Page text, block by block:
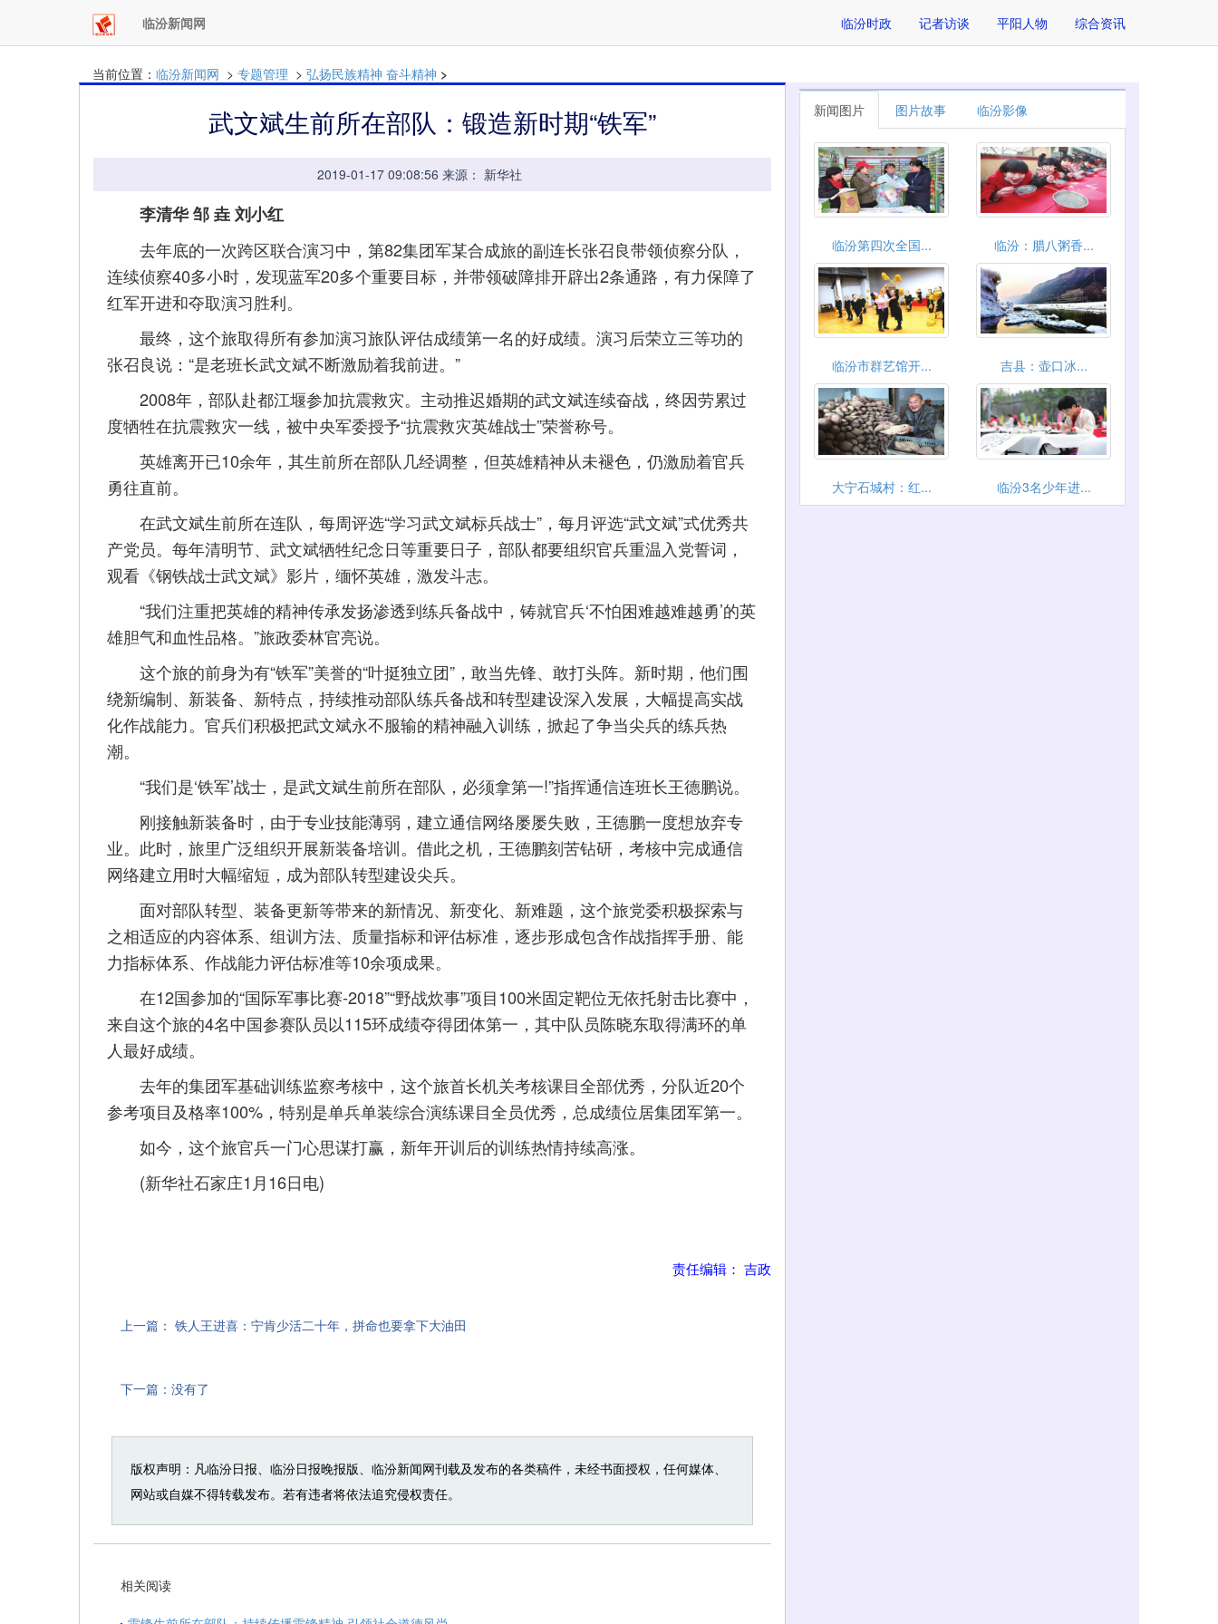
临汾新闻网 临汾时政 记者访谈 平阳人物 综合资讯
当前位置： 临汾新闻网 > 专题管理 > 弘扬民族精神 奋斗精神 >
武文斌生前所在部队：锻造新时期“铁军”
2019-01-17 09:08:56 来源： 新华社
李清华 邹 垚 刘小红
去年底的一次跨区联合演习中，第82集团军某合成旅的副连长张召良带领侦察分队，
连续侦察40多小时，发现蓝军20多个重要目标，并带领破障排开辟出2条通路，有力保障了
红军开进和夺取演习胜利。
最终，这个旅取得所有参加演习旅队评估成绩第一名的好成绩。演习后荣立三等功的
张召良说：“是老班长武文斌不断激励着我前进。”
2008年，部队赴都江堰参加抗震救灾。主动推迟婚期的武文斌连续奋战，终因劳累过
度牺牲在抗震救灾一线，被中央军委授予“抗震救灾英雄战士”荣誉称号。
英雄离开已10余年，其生前所在部队几经调整，但英雄精神从未褪色，仍激励着官兵
勇往直前。
在武文斌生前所在连队，每周评选“学习武文斌标兵战士”，每月评选“武文斌”式优秀共
产党员。每年清明节、武文斌牺牲纪念日等重要日子，部队都要组织官兵重温入党誓词，
观看《钢铁战士武文斌》影片，缅怀英雄，激发斗志。
“我们注重把英雄的精神传承发扬渗透到练兵备战中，铸就官兵‘不怕困难越难越勇’的英
雄胆气和血性品格。”旅政委林官亮说。
这个旅的前身为有“铁军”美誉的“叶挺独立团”，敢当先锋、敢打头阵。新时期，他们围
绕新编制、新装备、新特点，持续推动部队练兵备战和转型建设深入发展，大幅提高实战
化作战能力。官兵们积极把武文斌永不服输的精神融入训练，掀起了争当尖兵的练兵热
潮。
“我们是‘铁军’战士，是武文斌生前所在部队，必须拿第一!”指挥通信连班长王德鹏说。
刚接触新装备时，由于专业技能薄弱，建立通信网络屡屡失败，王德鹏一度想放弃专
业。此时，旅里广泛组织开展新装备培训。借此之机，王德鹏刻苦钻研，考核中完成通信
网络建立用时大幅缩短，成为部队转型建设尖兵。
面对部队转型、装备更新等带来的新情况、新变化、新难题，这个旅党委积极探索与
之相适应的内容体系、组训方法、质量指标和评估标准，逐步形成包含作战指挥手册、能
力指标体系、作战能力评估标准等10余项成果。
在12国参加的“国际军事比赛-2018”“野战炊事”项目100米固定靶位无依托射击比赛中，
来自这个旅的4名中国参赛队员以115环成绩夺得团体第一，其中队员陈晓东取得满环的单
人最好成绩。
去年的集团军基础训练监察考核中，这个旅首长机关考核课目全部优秀，分队近20个
参考项目及格率100%，特别是单兵单装综合演练课目全员优秀，总成绩位居集团军第一。
如今，这个旅官兵一门心思谋打赢，新年开训后的训练热情持续高涨。
(新华社石家庄1月16日电)
责任编辑： 吉政
上一篇： 铁人王进喜：宁肯少活二十年，拼命也要拿下大油田
下一篇：没有了
版权声明：凡临汾日报、临汾日报晚报版、临汾新闻网刊载及发布的各类稿件，未经书面授权，任何媒体、
网站或自媒不得转载发布。若有违者将依法追究侵权责任。
相关阅读
新闻图片 图片故事 临汾影像
临汾第四次全国... 临汾：腊八粥香...
临汾市群艺馆开... 吉县：壶口冰...
大宁石城村：红... 临汾3名少年进...